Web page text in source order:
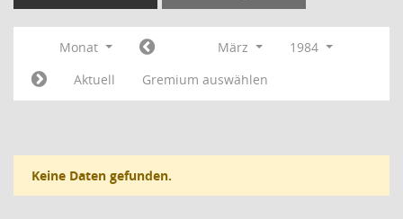
Monat März
1984
Aktuell
Gremium auswählen
Keine Daten gefunden.